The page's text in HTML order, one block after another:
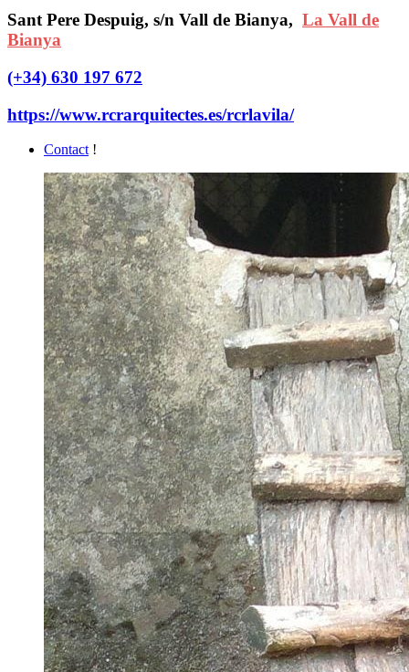
Sant Pere Despuig, s/n Vall de Bianya, La Vall de
Bianya
(+34) 630 197 672
https://www.rcrarquitectes.es/rcrlavila/
Contact !